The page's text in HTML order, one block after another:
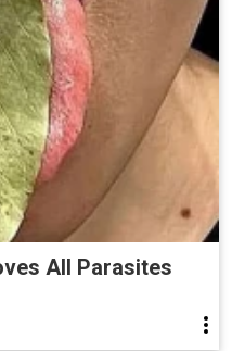
All Parasites